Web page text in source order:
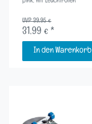
pink, mit Leuchtrollen
UVP 39,95 €
31,99 € *
In den Warenkorb